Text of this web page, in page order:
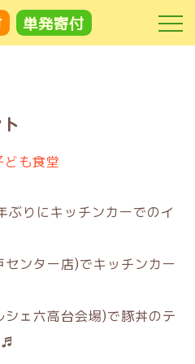
単発寄付
ども食堂
ぶりにキッチンカーでのイ
ンター店)でキッチンカー
ェ六高台会場)で豚丼のテ
♬